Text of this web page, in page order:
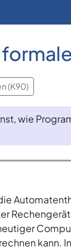
(K90)
wie
kann.